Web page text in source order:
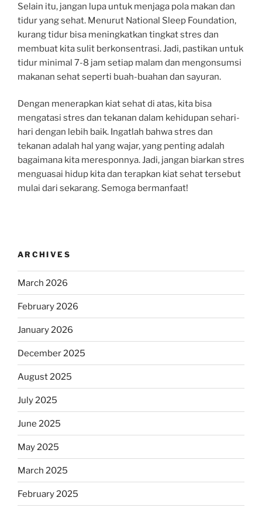
Selain itu, jangan lupa untuk menjaga pola makan dan
tidur yang sehat. Menurut National Sleep Foundation,
kurang tidur bisa meningkatkan tingkat stres dan
membuat kita sulit berkonsentrasi. Jadi, pastikan untuk
tidur minimal 7-8 jam setiap malam dan mengonsumsi
makanan sehat seperti buah-buahan dan sayuran.
Dengan menerapkan kiat sehat di atas, kita bisa
mengatasi stres dan tekanan dalam kehidupan sehari-
hari dengan lebih baik. Ingatlah bahwa stres dan
tekanan adalah hal yang wajar, yang penting adalah
bagaimana kita meresponnya. Jadi, jangan biarkan stres
menguasai hidup kita dan terapkan kiat sehat tersebut
mulai dari sekarang. Semoga bermanfaat!
ARCHIVES
March 2026
February 2026
January 2026
December 2025
August 2025
July 2025
June 2025
May 2025
March 2025
February 2025